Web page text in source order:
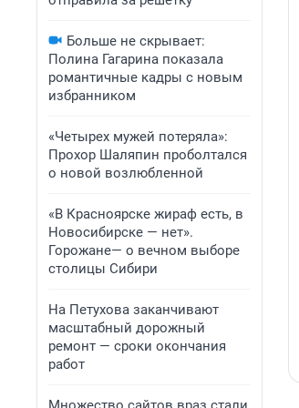
Больше не скрывает:
Полина Гагарина показала
романтичные кадры с новым
избранником
«Четырех мужей потеряла»:
Прохор Шаляпин проболтался
о новой возлюбленной
«В Красноярске жираф есть, в
Новосибирске — нет».
Горожане— о вечном выборе
столицы Сибири
На Петухова заканчивают
масштабный дорожный
ремонт — сроки окончания
работ